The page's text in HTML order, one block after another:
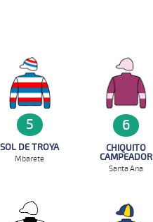
5
SOL DE TROYA
Mbarete
6
CHIQUITO
CAMPEADOR
Santa Ana